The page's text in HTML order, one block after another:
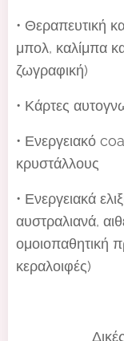
• Θεραπευτική
μπολ, καλίμπα
ζωγραφική)
• Κάρτες
• Ενεργειακό
κρυστάλλους
• Ενεργειακά
αυστραλιανά,
ομοιοπαθητική
κεραλοιφές)
🖼️ ✍️ Δικές